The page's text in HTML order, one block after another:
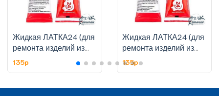
Жидкая ЛАТКА24 (для
ремонта изделий из
ПВХ), 25 гр., цвет
черный
135p
Жидкая ЛАТКА24 (для
ремонта изделий из
ПВХ), 25 гр., цвет
болотный (хаки)
135p